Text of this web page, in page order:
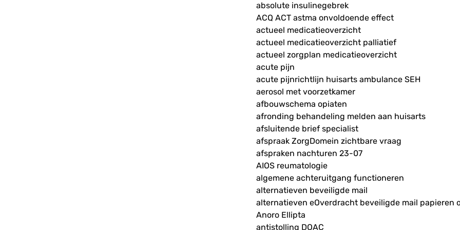
absolute insulinegebrek
ACQ ACT astma onvoldoende effect
actueel medicatieoverzicht
actueel medicatieoverzicht palliatief
actueel zorgplan medicatieoverzicht
acute pijn
acute pijnrichtlijn huisarts ambulance SEH
aerosol met voorzetkamer
afbouwschema opiaten
afronding behandeling melden aan huisarts
afsluitende brief specialist
afspraak ZorgDomein zichtbare vraag
afspraken nachturen 23-07
AIOS reumatologie
algemene achteruitgang functioneren
alternatieven beveiligde mail
alternatieven eOverdracht beveiligde mail papieren
Anoro Ellipta
antistolling DOAC